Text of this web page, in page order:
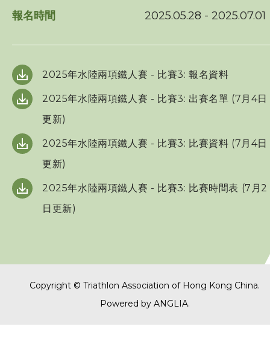
三項鐵人代表隊
聯絡我們
報名時間 2025.05.28 - 2025.07.01
2025年水陸兩項鐵人賽 - 比賽3: 報名資料
2025年水陸兩項鐵人賽 - 比賽3: 出賽名單 (7月4日
更新)
2025年水陸兩項鐵人賽 - 比賽3: 比賽資料 (7月4日
更新)
2025年水陸兩項鐵人賽 - 比賽3: 比賽時間表 (7月2
日更新)
Copyright © Triathlon Association of Hong Kong China.
Powered by ANGLIA.